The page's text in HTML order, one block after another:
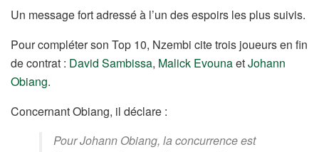
Un message fort adressé à l’un des espoirs les plus suivis.
Pour compléter son Top 10, Nzembi cite trois joueurs en fin
de contrat : David Sambissa, Malick EvounaetJohann
Obiang.
Concernant Obiang, il déclare :
Pour Johann Obiang, la concurrence est